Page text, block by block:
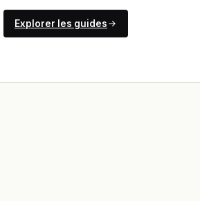
Explorer les guides